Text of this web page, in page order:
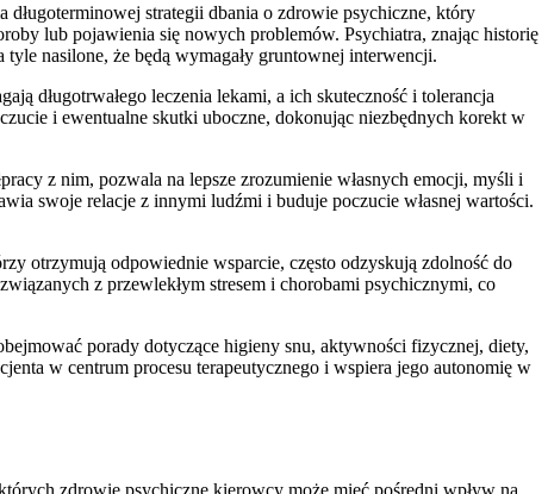
długoterminowej strategii dbania o zdrowie psychiczne, który
lub pojawienia się nowych problemów. Psychiatra, znając historię
tyle nasilone, że będą wymagały gruntownej interwencji.
długotrwałego leczenia lekami, a ich skuteczność i tolerancja
i ewentualne skutki uboczne, dokonując niezbędnych korekt w
z nim, pozwala na lepsze zrozumienie własnych emocji, myśli i
swoje relacje z innymi ludźmi i buduje poczucie własnej wartości.
otrzymują odpowiednie wsparcie, często odzyskują zdolność do
z przewlekłym stresem i chorobami psychicznymi, co
porady dotyczące higieny snu, aktywności fizycznej, diety,
w centrum procesu terapeutycznego i wspiera jego autonomię w